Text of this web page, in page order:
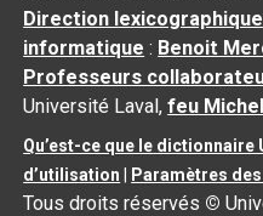
Direction lexicographique
informatique : Benoit
Professeurs
Université Laval,feu
Qu’est-ce que le dictionnaire
d’utilisation
Paramètres
Tous droits réservés ©